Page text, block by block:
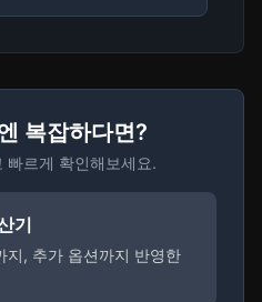
복잡하다면?
빠르게 확인해보세요.
기
지, 추가 옵션까지 반영한